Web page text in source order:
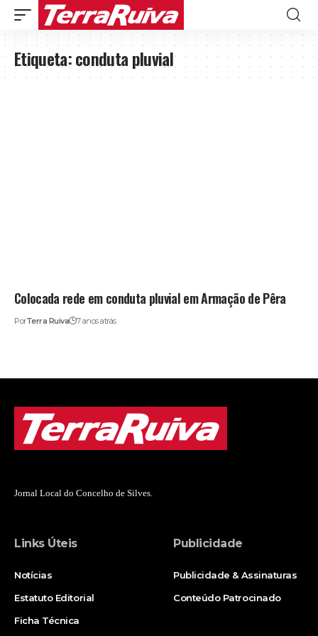
Etiqueta:conduta pluvial
Colocada rede em conduta pluvial em Armação de Pêra
PorTerra Ruiva 7 anos atrás
Jornal Local do Concelho de Silves.
Links Úteis
Notícias
Estatuto Editorial
Ficha Técnica
Publicidade
Publicidade & Assinaturas
Conteúdo Patrocinado